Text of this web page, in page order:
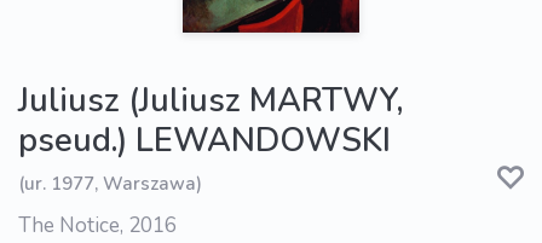
Juliusz (Juliusz MARTWY,
pseud.) LEWANDOWSKI
(ur. 1977, Warszawa)
The Notice, 2016